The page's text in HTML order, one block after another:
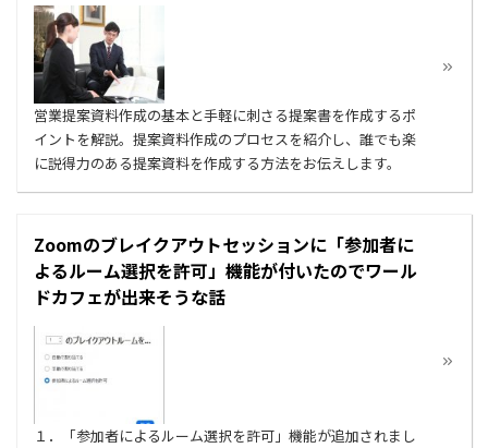
営業提案資料作成の基本と手軽に刺さる提案書を作成するポ
イントを解説。提案資料作成のプロセスを紹介し、誰でも楽
に説得力のある提案資料を作成する方法をお伝えします。
Zoomのブレイクアウトセッションに「参加者に
よるルーム選択を許可」機能が付いたのでワール
ドカフェが出来そうな話
１．「参加者によるルーム選択を許可」機能が追加されまし